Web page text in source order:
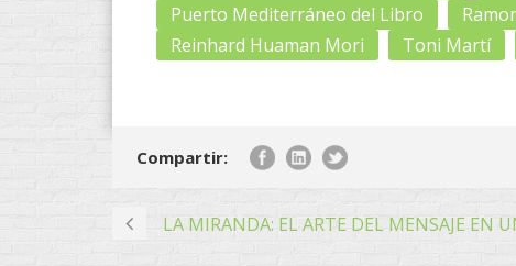
Puerto Mediterráneo del Libro
Reinhard Huaman Mori
Toni Martí
Compartir:
LA MIRANDA: EL ARTE DEL MENSAJE EN